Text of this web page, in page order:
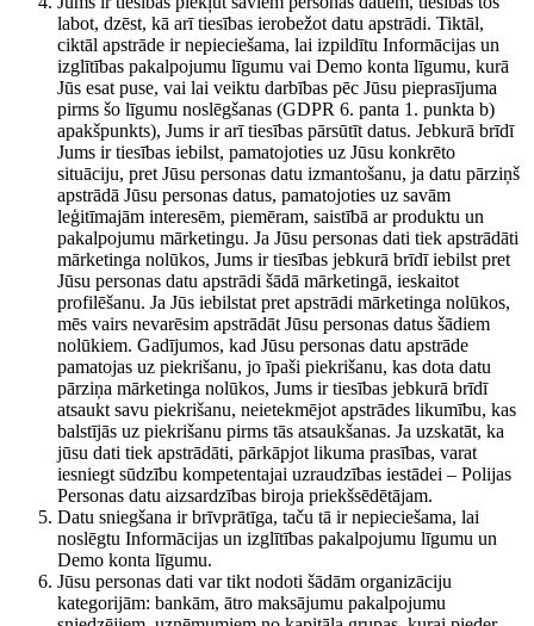
labot, dzēst, kā arī tiesības ierobežot datu apstrādi. Tiktāl,
ciktāl apstrāde ir nepieciešama, lai izpildītu Informācijas un
izglītības pakalpojumu līgumu vai Demo konta līgumu, kurā
Jūs esat puse, vai lai veiktu darbības pēc Jūsu pieprasījuma
pirms šo līgumu noslēgšanas (GDPR 6. panta 1. punkta b)
apakšpunkts), Jums ir arī tiesības pārsūtīt datus. Jebkurā brīdī
Jums ir tiesības iebilst, pamatojoties uz Jūsu konkrēto
situāciju, pret Jūsu personas datu izmantošanu, ja datu pārziņš
apstrādā Jūsu personas datus, pamatojoties uz savām
leģitīmajām interesēm, piemēram, saistībā ar produktu un
pakalpojumu mārketingu. Ja Jūsu personas dati tiek apstrādāti
mārketinga nolūkos, Jums ir tiesības jebkurā brīdī iebilst pret
Jūsu personas datu apstrādi šādā mārketingā, ieskaitot
profilēšanu. Ja Jūs iebilstat pret apstrādi mārketinga nolūkos,
mēs vairs nevarēsim apstrādāt Jūsu personas datus šādiem
nolūkiem. Gadījumos, kad Jūsu personas datu apstrāde
pamatojas uz piekrišanu, jo īpaši piekrišanu, kas dota datu
pārziņa mārketinga nolūkos, Jums ir tiesības jebkurā brīdī
atsaukt savu piekrišanu, neietekmējot apstrādes likumību, kas
balstījās uz piekrišanu pirms tās atsaukšanas. Ja uzskatāt, ka
jūsu dati tiek apstrādāti, pārkāpjot likuma prasības, varat
iesniegt sūdzību kompetentajai uzraudzības iestādei – Polijas
Personas datu aizsardzības biroja priekšsēdētājam.
Datu sniegšana ir brīvprātīga, taču tā ir nepieciešama, lai
noslēgtu Informācijas un izglītības pakalpojumu līgumu un
Demo konta līgumu.
Jūsu personas dati var tikt nodoti šādām organizāciju
kategorijām: bankām, ātro maksājumu pakalpojumu